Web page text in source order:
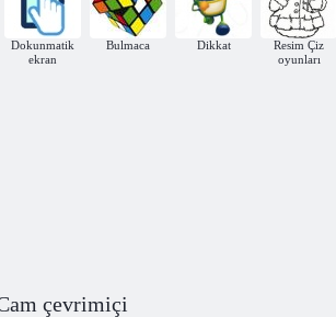
Dokunmatik
ekran
Bulmaca Dikkat
Resim Çiz
oyunları
çevrimiçi